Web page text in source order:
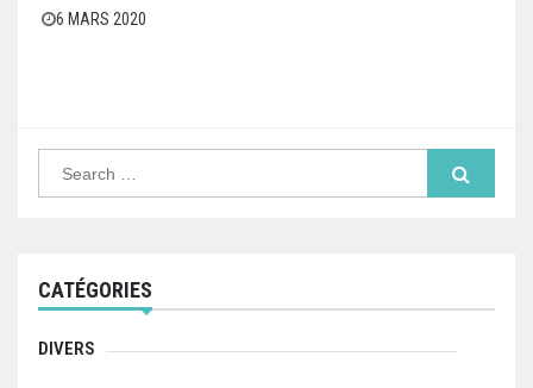
6 MARS 2020
a
f
o
:
CATÉGORIES
DIVERS